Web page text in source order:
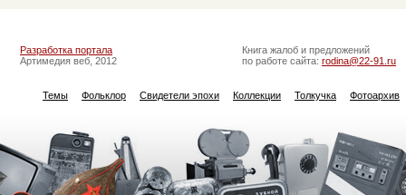
Разработка портала
Артимедия веб, 2012
Книга жалоб и предложений
по работе сайта: rodina@22-91.ru
Темы Фольклор Свидетели эпохи Коллекции Толкучка Фотоархив